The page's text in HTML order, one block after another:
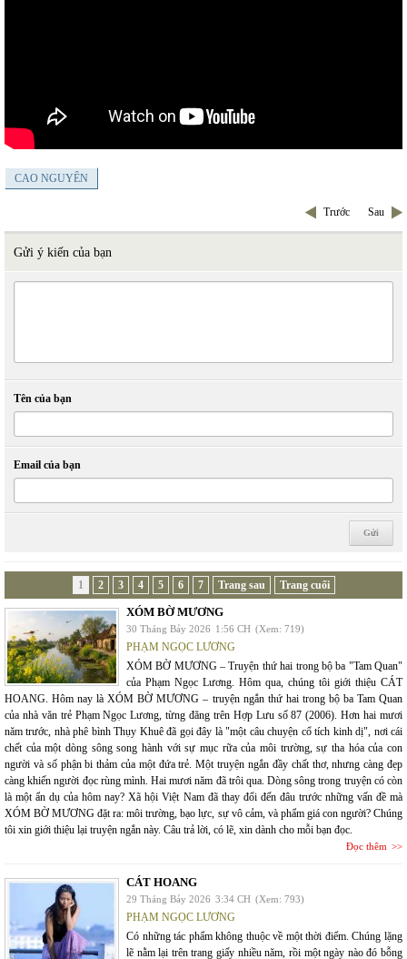
CAO NGUYÊN
Trước Sau
Gửi ý kiến của bạn
Tên của bạn
Email của bạn
1 2 3 4 5 6 7 Trang sau Trang cuối
XÓM BỜ MƯƠNG
30 Tháng Bảy 2026 1:56 CH (Xem: 719)
PHẠM NGỌC LƯƠNG
XÓM BỜ MƯƠNG – Truyện thứ hai trong bộ ba "Tam Quan"
của Phạm Ngọc Lương. Hôm qua, chúng tôi giới thiệu CÁT
HOANG. Hôm nay là XÓM BỜ MƯƠNG – truyện ngắn thứ hai trong bộ ba Tam Quan
của nhà văn trẻ Phạm Ngọc Lương, từng đăng trên Hợp Lưu số 87 (2006). Hơn hai mươi
năm trước, nhà phê bình Thụy Khuê đã gọi đây là "một câu chuyện cổ tích kinh dị", nơi cái
chết của một dòng sông song hành với sự mục rữa của môi trường, sự tha hóa của con
người và số phận bi thảm của một đứa trẻ. Một truyện ngắn đầy chất thơ, nhưng càng đẹp
càng khiến người đọc rùng mình. Hai mươi năm đã trôi qua. Dòng sông trong truyện có còn
là một ẩn dụ của hôm nay? Xã hội Việt Nam đã thay đổi đến đâu trước những vấn đề mà
XÓM BỜ MƯƠNG đặt ra: môi trường, bạo lực, sự vô cảm, và phẩm giá con người? Chúng
tôi xin giới thiệu lại truyện ngắn này. Câu trả lời, có lẽ, xin dành cho mỗi bạn đọc.
Đọc thêm
CÁT HOANG
29 Tháng Bảy 2026 3:34 CH (Xem: 793)
PHẠM NGỌC LƯƠNG
Có những tác phẩm không thuộc về một thời điểm. Chúng lặng
lẽ nằm lại trên trang giấy nhiều năm, rồi một ngày nào đó bỗng